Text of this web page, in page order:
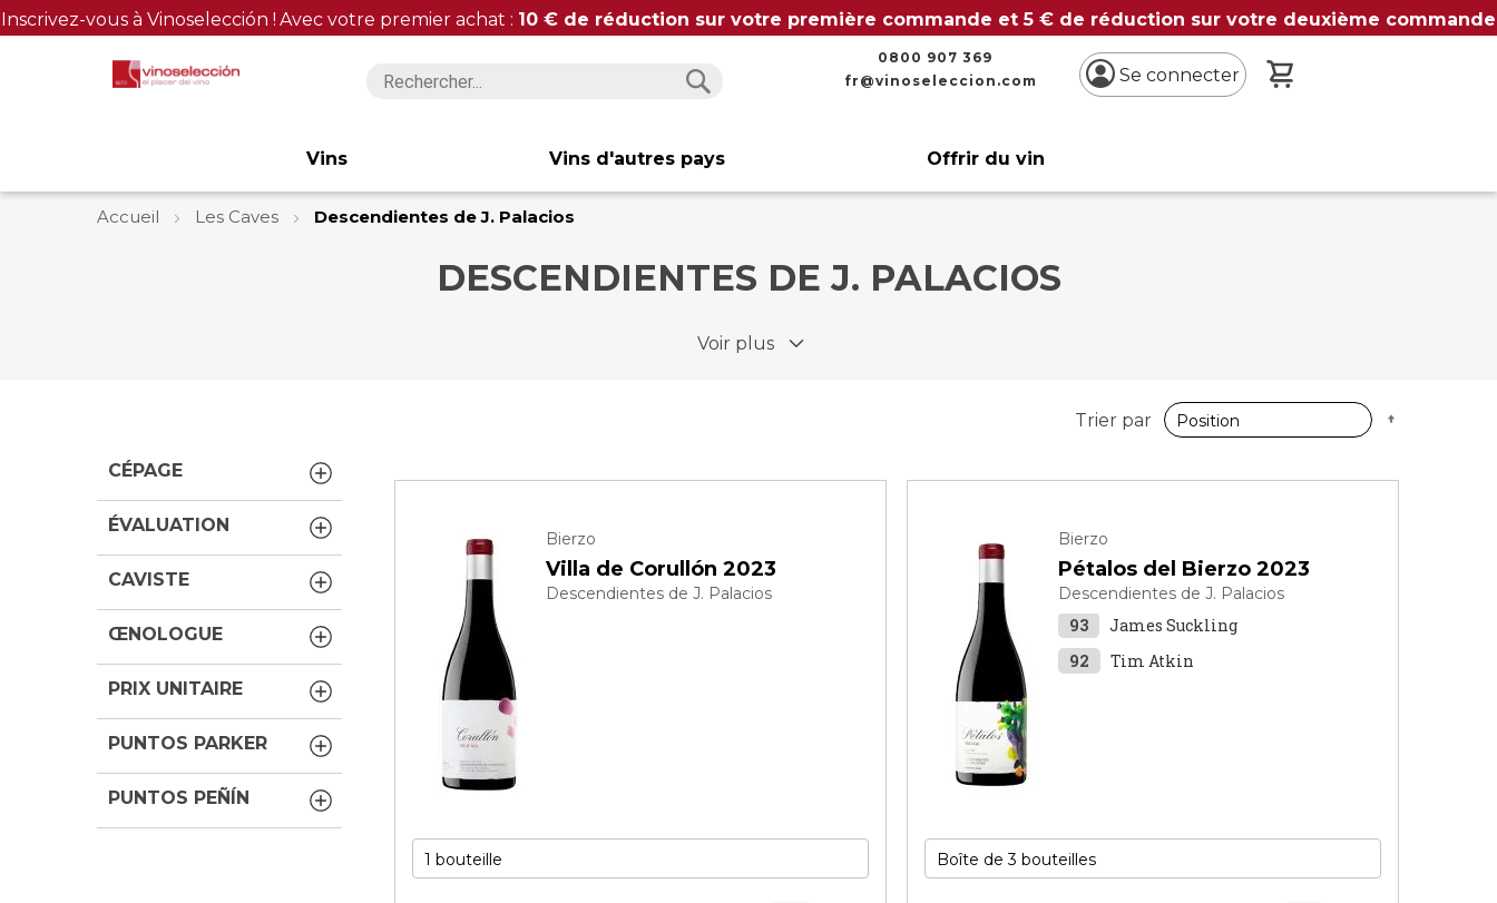
Inscrivez-vous à Vinoselección ! Avec votre premier achat : 10 € de réduction sur votre première commande et 5 € de réduction sur votre deuxième commande
0800 907 369
fr@vinoseleccion.com
Se connecter
Vins Vins d'autres pays Offrir du vin
Accueil Les Caves Descendientes de J. Palacios
DESCENDIENTES DE J. PALACIOS
Voir plus
Trier par
Bierzo
Villa de Corullón 2023
Descendientes de J. Palacios
Bierzo
Pétalos del Bierzo 2023
Descendientes de J. Palacios
93
James Suckling
92
Tim Atkin
CÉPAGE
ÉVALUATION
CAVISTE
ŒNOLOGUE
PRIX UNITAIRE
PUNTOS PARKER
PUNTOS PEÑÍN